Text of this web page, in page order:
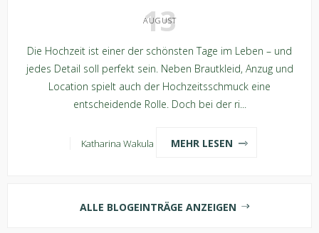
13
AUGUST
Die Hochzeit ist einer der schönsten Tage im Leben – und
jedes Detail soll perfekt sein. Neben Brautkleid, Anzug und
Location spielt auch der Hochzeitsschmuck eine
entscheidende Rolle. Doch bei der ri...
Katharina Wakula MEHR LESEN
ALLE BLOGEINTRÄGE ANZEIGEN